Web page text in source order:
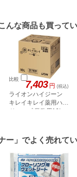
んな商品も買って
比較 7,403 円 (税込)
ライオンハイジーン
キレイキレイ薬用ハン
ドソープ 業務用10L
ー」でよく売れて